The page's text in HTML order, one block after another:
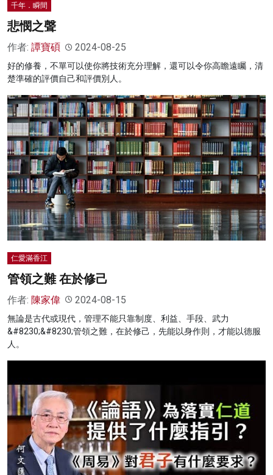
千年．瞬間
悲憫之聲
作者: 譚寶碩 2024-08-25
好的修養，不單可以使你將技術充分理解，還可以令你高瞻遠矚，清
楚準確的評價自己和評價別人。
仁愛滿香江
管領之難 在於修己
作者: 陳家偉 2024-08-15
無論是古代或現代，管理不能只靠制度、利益、手段、武力
&#8230;&#8230;管領之難，在於修己，先能以身作則，才能以德服
人。